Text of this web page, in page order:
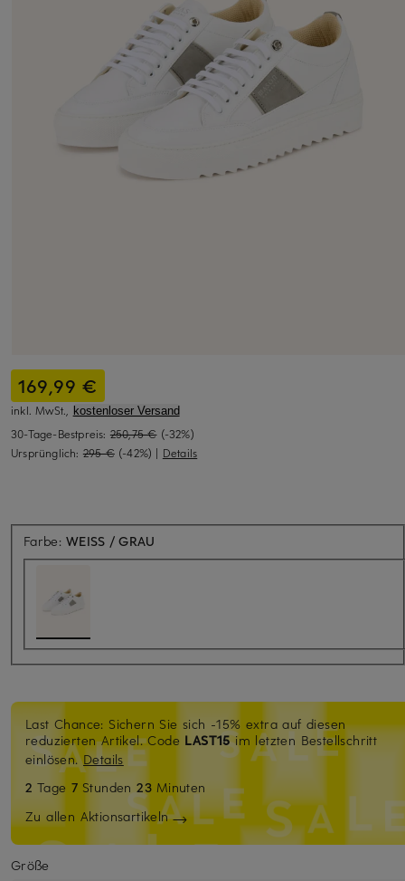
169,99 €
inkl. MwSt., kostenloser Versand
30-Tage-Bestpreis: 250,75 € (-32%)
Ursprünglich: 295 € (-42%) | Details
Farbe:WEISS / GRAU
Last Chance: Sichern Sie sich -15% extra auf diesen
reduzierten Artikel. Code LAST15im letzten Bestellschritt
einlösen.Details
2 Tage7 Stunden23 Minuten
Zu allen Aktionsartikeln
Größe